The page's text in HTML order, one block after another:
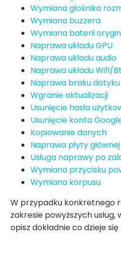
Wymiana głośnika
Wymiana buzzera
Wymiana baterii
Naprawa układu GPU
Naprawa układu audio
Naprawa układu Wifi/Bt
Naprawa braku dotyku
Wgranie aktualizacji
Usunięcie hasła
Usunięcie konta
Kopiowanie danych
Naprawa płyty głównej
Usługa naprawy po
Wymiana przycisku
Wymiana korpusu
W przypadku konkretnego
zakresie powyższych
opisz dokładnie co dzieje